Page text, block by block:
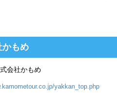
かもめ
会社かもめ
yakkan_top.php